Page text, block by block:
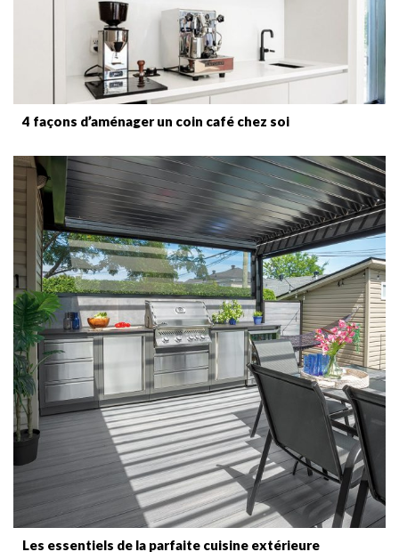
4 façons d’aménager un coin café chez soi
Les essentiels de la parfaite cuisine extérieure